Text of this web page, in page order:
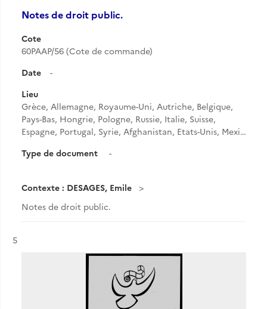
Notes de droit public.
Cote
60PAAP/56 (Cote de commande)
Date
-
Lieu
Grèce, Allemagne, Royaume-Uni, Autriche, Belgique,
Pays-Bas, Hongrie, Pologne, Russie, Italie, Suisse,
Espagne, Portugal, Syrie, Afghanistan, Etats-Unis, Mexi…
Type de document
-
Contexte : DESAGES, Emile
Notes de droit public.
Résultat n°
5